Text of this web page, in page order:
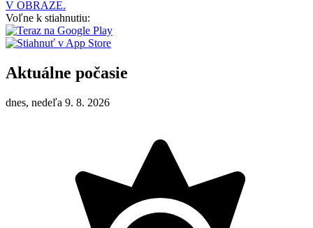
V OBRAZE.
Voľne k stiahnutiu:
Aktuálne počasie
dnes, nedeľa 9. 8. 2026